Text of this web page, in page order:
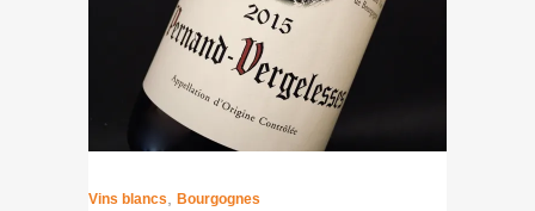
Vins blancs Bourgognes